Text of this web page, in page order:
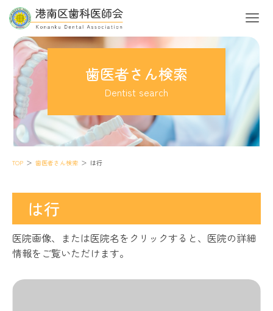
歯医者さん検索
Dentist search
TOP 歯医者さん検索 は行
は行
医院画像、または医院名をクリックすると、医院の詳細
情報をご覧いただけます。